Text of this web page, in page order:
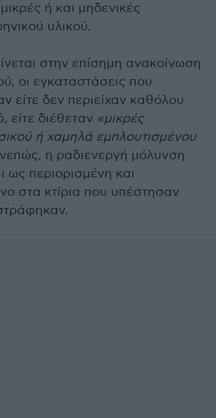
ή και μηδενικές
υλικού.
στην επίσημη ανακοίνωση
οι εγκαταστάσεις που
είτε δεν περιείχαν καθόλου
είτε διέθεταν «μικρές
ή χαμηλά εμπλουτισμένου
η ραδιενεργή μόλυνση
ως περιορισμένη και
στα κτίρια που υπέστησαν